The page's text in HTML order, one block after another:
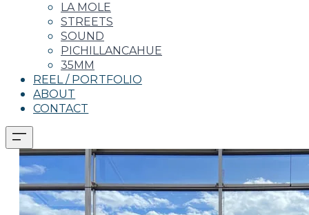
LA MOLE
STREETS
SOUND
PICHILLANCAHUE
35MM
REEL / PORTFOLIO
ABOUT
CONTACT